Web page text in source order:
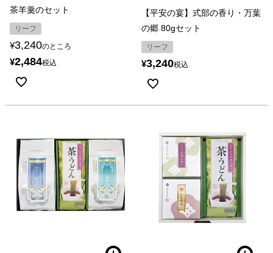
茶羊羹のセット
リーフ
¥3,240のところ
¥2,484税込
【平安の宴】式部の香り・万葉
の郷 80gセット
リーフ
¥3,240税込